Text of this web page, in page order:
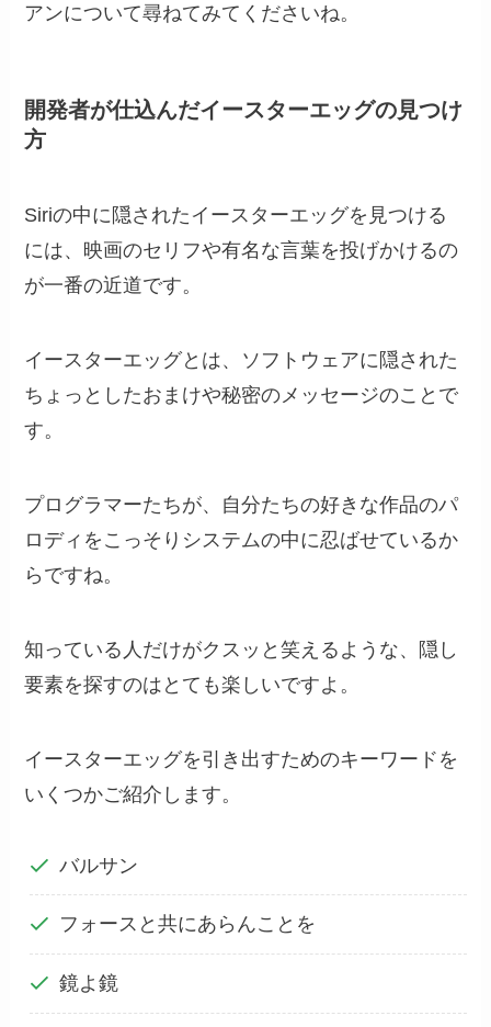
アンについて尋ねてみてくださいね。
開発者が仕込んだイースターエッグの見つけ
方
Siriの中に隠されたイースターエッグを見つける
には、映画のセリフや有名な言葉を投げかけるの
が一番の近道です。
イースターエッグとは、ソフトウェアに隠された
ちょっとしたおまけや秘密のメッセージのことで
す。
プログラマーたちが、自分たちの好きな作品のパ
ロディをこっそりシステムの中に忍ばせているか
らですね。
知っている人だけがクスッと笑えるような、隠し
要素を探すのはとても楽しいですよ。
イースターエッグを引き出すためのキーワードを
いくつかご紹介します。
バルサン
フォースと共にあらんことを
鏡よ鏡